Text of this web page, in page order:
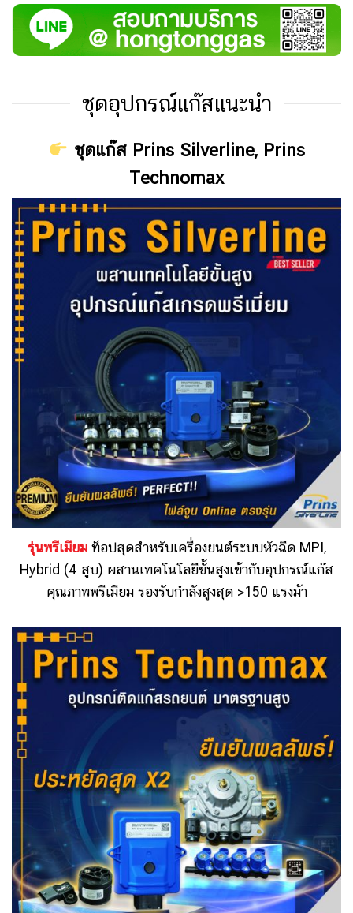
ชุดอุปกรณ์แก๊สแนะนำ
ชุดแก๊ส Prins Silverline, Prins
Technomax
รุ่นพรีเมียมท็อปสุดสำหรับเครื่องยนต์ระบบหัวฉีด MPI,
Hybrid (4 สูบ) ผสานเทคโนโลยีขั้นสูงเข้ากับอุปกรณ์แก๊ส
คุณภาพพรีเมียม รองรับกำลังสูงสุด >150 แรงม้า